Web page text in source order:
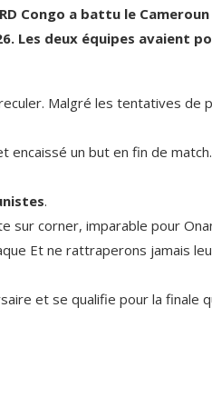
Congo a battu le
Les deux équipes avaient
Malgré les tentatives de
encaissé un but en fin de match.
.
sur corner, imparable pour
Et ne rattraperons jamais
et se qualifie pour la finale